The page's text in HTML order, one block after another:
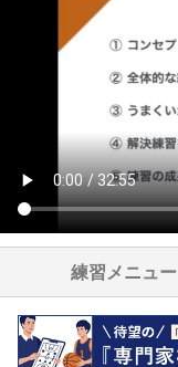
練習メニュー